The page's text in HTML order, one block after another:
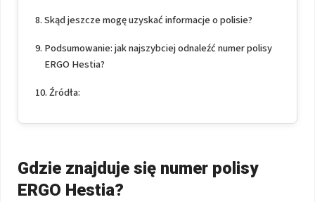
Skąd jeszcze mogę uzyskać informacje o polisie?
Podsumowanie: jak najszybciej odnaleźć numer polisy
ERGO Hestia?
Źródła:
Gdzie znajduje się numer polisy
ERGO Hestia?